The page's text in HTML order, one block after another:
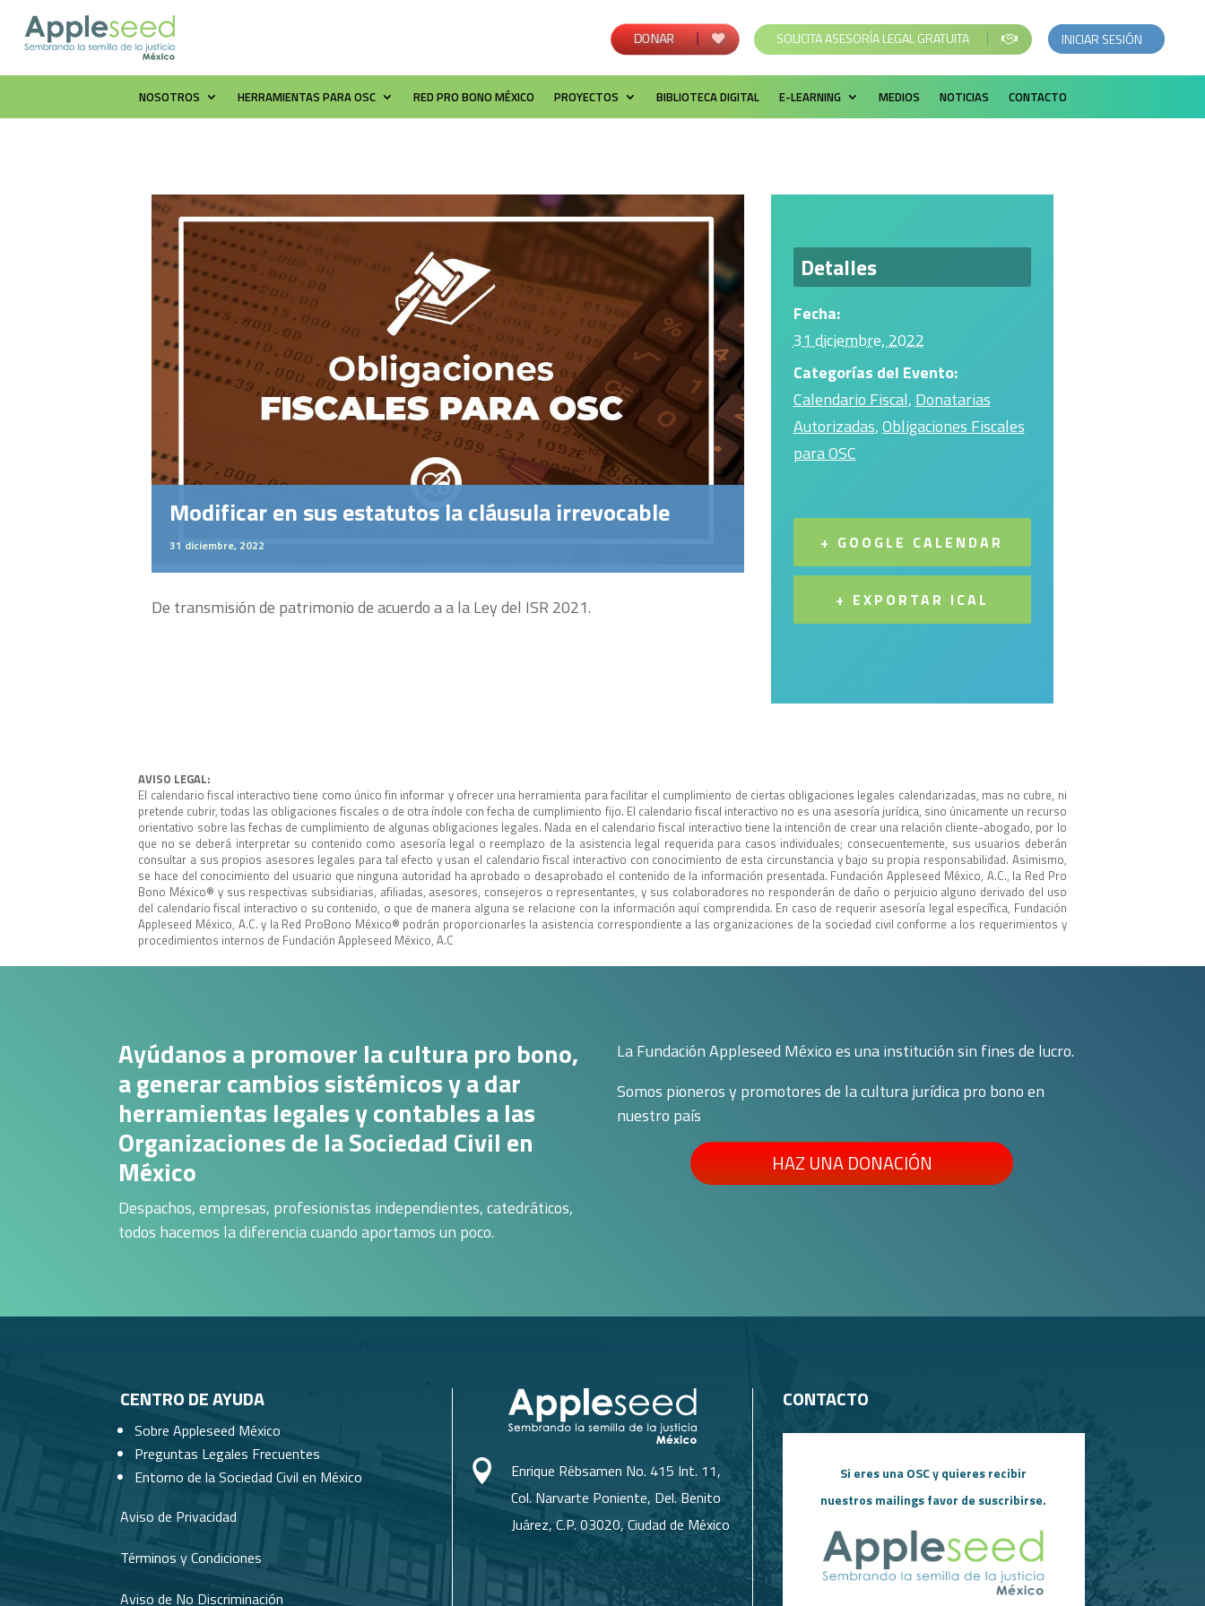
DONAR SOLICITA ASESORÍA LEGAL GRATUITA INICIAR SESIÓN
NOSOTROS HERRAMIENTAS PARA OSC RED PRO BONO MÉXICO PROYECTOS BIBLIOTECA DIGITAL E-LEARNING MEDIOS NOTICIAS CONTACTO
Modificar en sus estatutos la cláusula irrevocable
31 diciembre, 2022
De transmisión de patrimonio de acuerdo a a la Ley del ISR 2021.
Detalles
Fecha:
31 diciembre, 2022
Categorías del Evento:
Calendario Fiscal, Donatarias
Autorizadas,Obligaciones Fiscales
para OSC
+ GOOGLE CALENDAR
+ EXPORTAR ICAL
AVISO LEGAL:
El calendario fiscal interactivo tiene como único fin informar y ofrecer una herramienta para facilitar el cumplimiento de ciertas obligaciones legales calendarizadas, mas no cubre, ni
pretende cubrir, todas las obligaciones fiscales o de otra índole con fecha de cumplimiento fijo. El calendario fiscal interactivo no es una asesoría jurídica, sino únicamente un recurso
orientativo sobre las fechas de cumplimiento de algunas obligaciones legales. Nada en el calendario fiscal interactivo tiene la intención de crear una relación cliente-abogado, por lo
que no se deberá interpretar su contenido como asesoría legal o reemplazo de la asistencia legal requerida para casos individuales; consecuentemente, sus usuarios deberán
consultar a sus propios asesores legales para tal efecto y usan el calendario fiscal interactivo con conocimiento de esta circunstancia y bajo su propia responsabilidad. Asimismo,
se hace del conocimiento del usuario que ninguna autoridad ha aprobado o desaprobado el contenido de la información presentada. Fundación Appleseed México, A.C., la Red Pro
Bono México®️ y sus respectivas subsidiarias, afiliadas, asesores, consejeros o representantes, y sus colaboradores no responderán de daño o perjuicio alguno derivado del uso
del calendario fiscal interactivo o su contenido, o que de manera alguna se relacione con la información aquí comprendida. En caso de requerir asesoría legal específica, Fundación
Appleseed México, A.C. y la Red ProBono México®️ podrán proporcionarles la asistencia correspondiente a las organizaciones de la sociedad civil conforme a los requerimientos y
procedimientos internos de Fundación Appleseed México, A.C
Ayúdanos a promover la cultura pro bono,
a generar cambios sistémicos y a dar
herramientas legales y contables a las
Organizaciones de la Sociedad Civil en
México
Despachos, empresas, profesionistas independientes, catedráticos,
todos hacemos la diferencia cuando aportamos un poco.
La Fundación Appleseed México es una institución sin fines de lucro.
Somos pioneros y promotores de la cultura jurídica pro bono en
nuestro país
HAZ UNA DONACIÓN
CENTRO DE AYUDA
Sobre Appleseed México
Preguntas Legales Frecuentes
Entorno de la Sociedad Civil en México
Aviso de Privacidad
Términos y Condiciones
Aviso de No Discriminación

Enrique Rébsamen No. 415 Int. 11,
Col. Narvarte Poniente, Del. Benito
Juárez, C.P. 03020, Ciudad de México
CONTACTO
Si eres una OSC y quieres recibir
nuestros mailings favor de suscribirse.